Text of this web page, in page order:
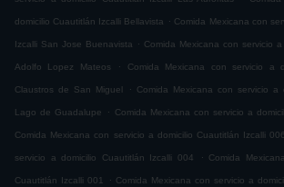
domicilio Cuautitlán Izcalli Bellavista . Comida Mexicana con
Izcalli San Jose Buenavista . Comida Mexicana con servicio a
Adolfo Lopez Mateos . Comida Mexicana con servicio a
Claustros de San Miguel . Comida Mexicana con servicio a
Lago de Guadalupe . Comida Mexicana con servicio a
Comida Mexicana con servicio a domicilio Cuautitlán Izcalli 006
servicio a domicilio Cuautitlán Izcalli 004 . Comida
Cuautitlán Izcalli 001 . Comida Mexicana con servicio a